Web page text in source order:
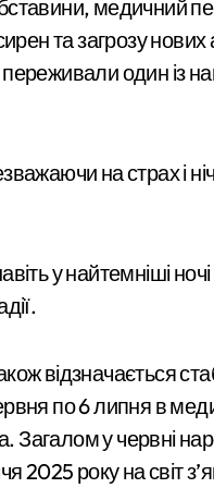
по Києву: BOOKCHEF
нічного бачення
заради шоу: у Києві 20-
понад 16,5 млн
«джекпот» на 83
області 6 серпня
вмістити всіх»: після
обстріл станції на
медичний
та загрозу
один із
на страх і
у найтемніші
відзначається
по 6 липня в
Загалом у червні
2025 року на світ
під час
зони